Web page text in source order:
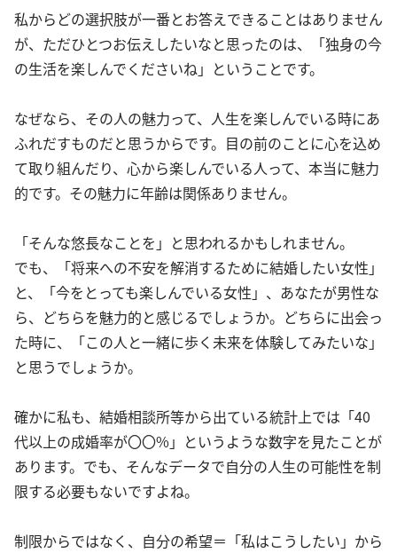
私からどの選択肢が一番とお答えできることはありません
が、ただひとつお伝えしたいなと思ったのは、「独身の今
の生活を楽しんでくださいね」ということです。
なぜなら、その人の魅力って、人生を楽しんでいる時にあ
ふれだすものだと思うからです。目の前のことに心を込め
て取り組んだり、心から楽しんでいる人って、本当に魅力
的です。その魅力に年齢は関係ありません。
「そんな悠長なことを」と思われるかもしれません。
でも、「将来への不安を解消するために結婚したい女性」
と、「今をとっても楽しんでいる女性」、あなたが男性な
ら、どちらを魅力的と感じるでしょうか。どちらに出会っ
た時に、「この人と一緒に歩く未来を体験してみたいな」
と思うでしょうか。
確かに私も、結婚相談所等から出ている統計上では「40
代以上の成婚率が〇〇%」というような数字を見たことが
あります。でも、そんなデータで自分の人生の可能性を制
限する必要もないですよね。
制限からではなく、自分の希望＝「私はこうしたい」から